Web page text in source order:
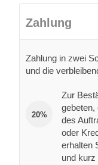
Zahlung
Zahlung in zwei
und die
20%
Zur
gebeten,
des
oder
erhalten
und kurz